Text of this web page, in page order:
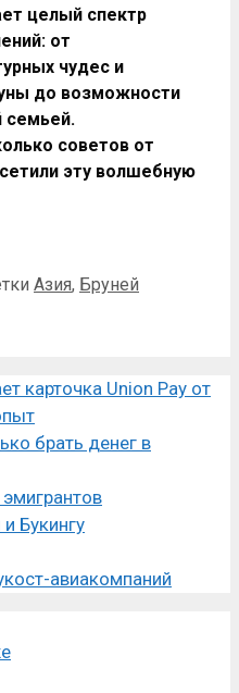
целый спектр
от
чудес и
до возможности
семьей.
советов от
эту волшебную
Азия, Бруней
карточка Union Pay от
брать денег в
Букингу
авиакомпаний